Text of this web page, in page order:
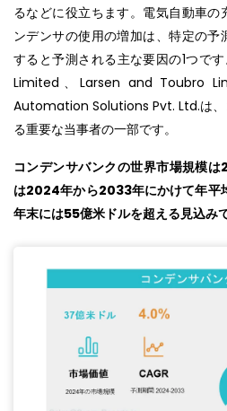
るなどに役立ちます。電気自動車の
ンデンサの使用の増加は、特定の
すると予測される主な要因の1つで
Limited、Larsen and Toubro
Automation Solutions Pvt. Ltd.は、
る重要な当事者の一部です。
コンデンサバンクの世界市場規模は
は2024年から2033年にかけて年平
年末には55億米ドルを超える見込みで